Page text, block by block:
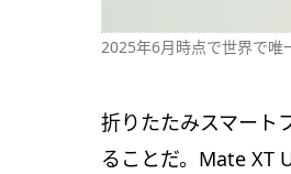
2025年6月時点で世界で唯
折りたたみスマート
ることだ。Mate XT